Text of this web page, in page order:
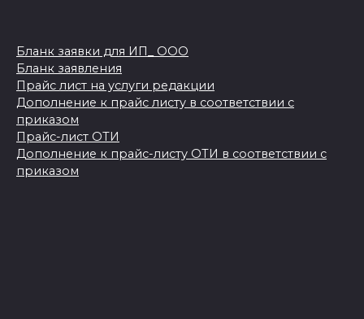
Бланк заявки для ИП_ ООО
Бланк заявления
Прайс лист на услуги редакции
Дополнение к прайс листу в соответствии с
приказом
Прайс-лист ОТИ
Дополнение к прайс-листу ОТИ в соответствии с
приказом